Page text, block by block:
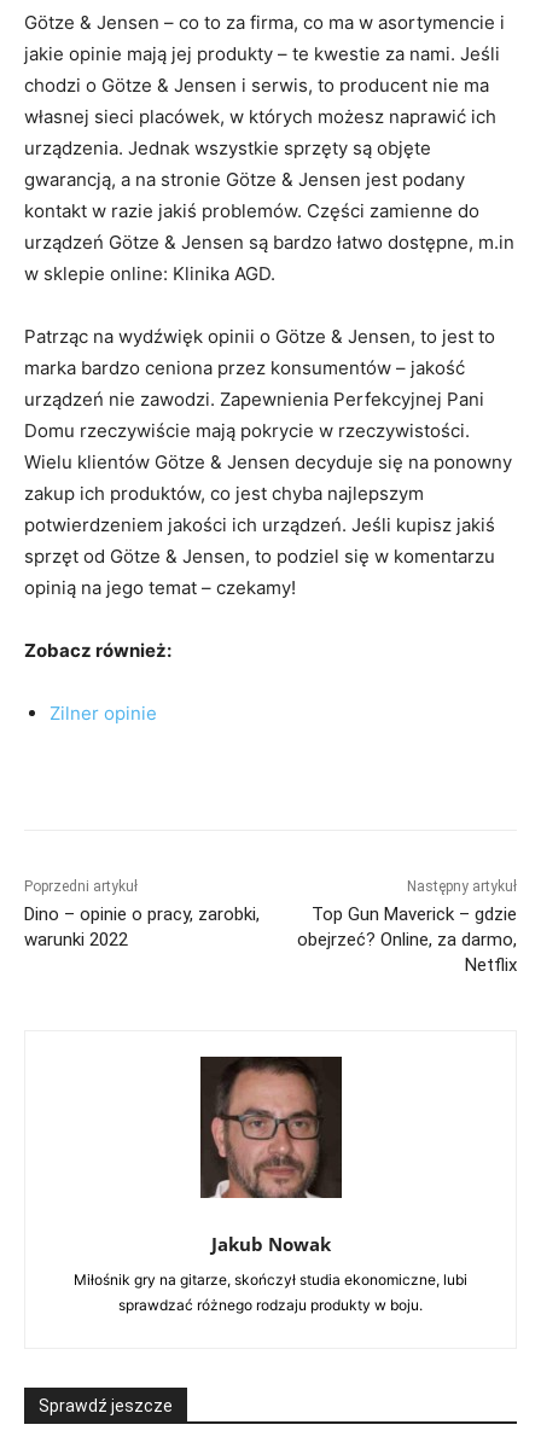
Götze & Jensen – co to za firma, co ma w asortymencie i
jakie opinie mają jej produkty – te kwestie za nami. Jeśli
chodzi o Götze & Jensen i serwis, to producent nie ma
własnej sieci placówek, w których możesz naprawić ich
urządzenia. Jednak wszystkie sprzęty są objęte
gwarancją, a na stronie Götze & Jensen jest podany
kontakt w razie jakiś problemów. Części zamienne do
urządzeń Götze & Jensen są bardzo łatwo dostępne, m.in
w sklepie online: Klinika AGD.
Patrząc na wydźwięk opinii o Götze & Jensen, to jest to
marka bardzo ceniona przez konsumentów – jakość
urządzeń nie zawodzi. Zapewnienia Perfekcyjnej Pani
Domu rzeczywiście mają pokrycie w rzeczywistości.
Wielu klientów Götze & Jensen decyduje się na ponowny
zakup ich produktów, co jest chyba najlepszym
potwierdzeniem jakości ich urządzeń. Jeśli kupisz jakiś
sprzęt od Götze & Jensen, to podziel się w komentarzu
opinią na jego temat – czekamy!
Zobacz również:
Zilner opinie
Poprzedni artykuł
Dino – opinie o pracy, zarobki,
warunki 2022
Następny artykuł
Top Gun Maverick – gdzie
obejrzeć? Online, za darmo,
Netflix
Jakub Nowak
Miłośnik gry na gitarze, skończył studia ekonomiczne, lubi
sprawdzać różnego rodzaju produkty w boju.
Sprawdź jeszcze